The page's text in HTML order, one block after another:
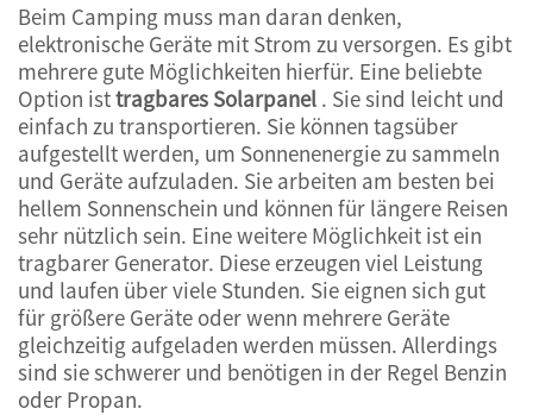
Beim Camping muss man daran denken,
elektronische Geräte mit Strom zu versorgen. Es gibt
mehrere gute Möglichkeiten hierfür. Eine beliebte
Option isttragbares Solarpanel . Sie sind leicht und
einfach zu transportieren. Sie können tagsüber
aufgestellt werden, um Sonnenenergie zu sammeln
und Geräte aufzuladen. Sie arbeiten am besten bei
hellem Sonnenschein und können für längere Reisen
sehr nützlich sein. Eine weitere Möglichkeit ist ein
tragbarer Generator. Diese erzeugen viel Leistung
und laufen über viele Stunden. Sie eignen sich gut
für größere Geräte oder wenn mehrere Geräte
gleichzeitig aufgeladen werden müssen. Allerdings
sind sie schwerer und benötigen in der Regel Benzin
oder Propan.